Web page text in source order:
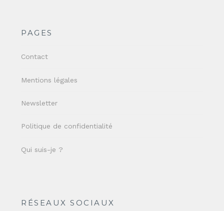
PAGES
Contact
Mentions légales
Newsletter
Politique de confidentialité
Qui suis-je ?
RÉSEAUX SOCIAUX